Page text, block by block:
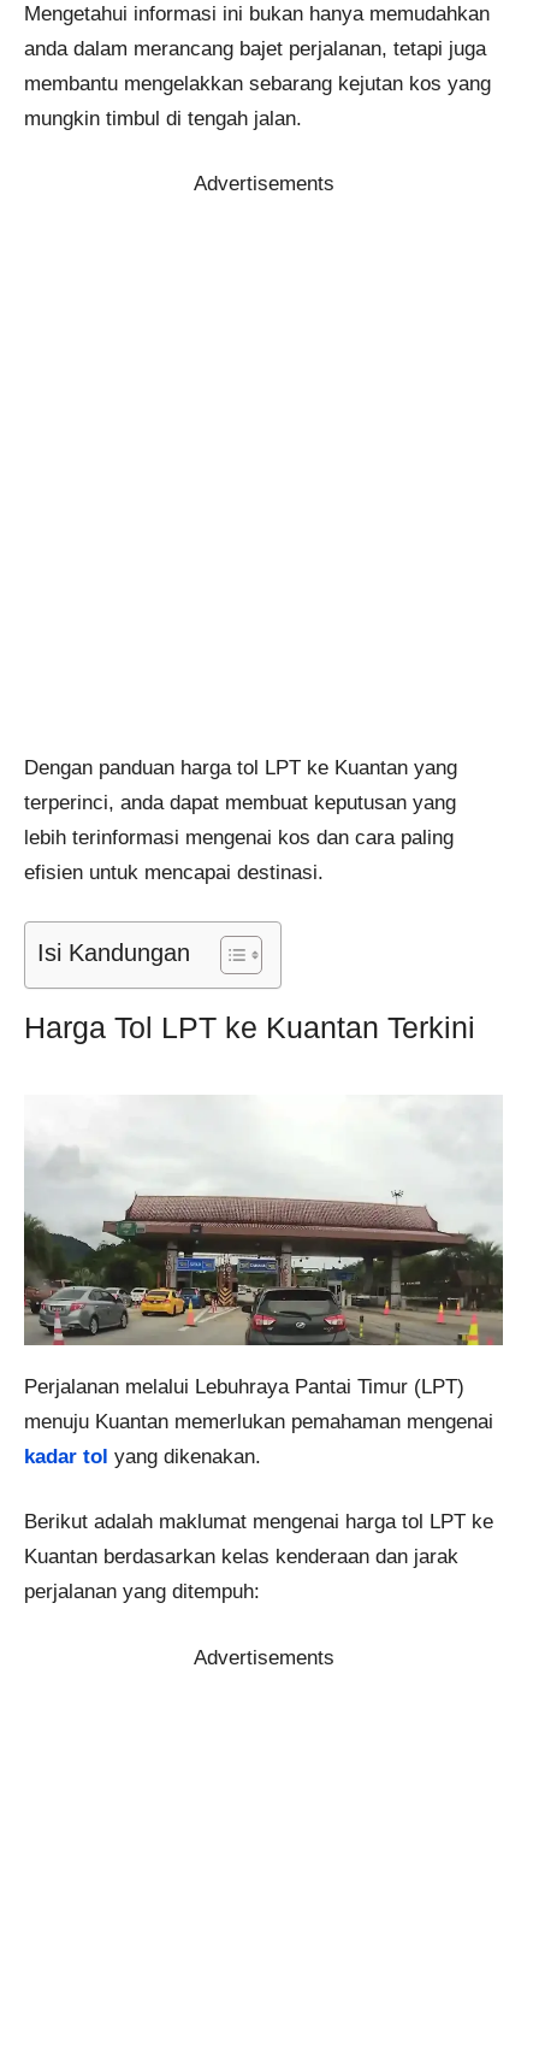
Mengetahui informasi ini bukan hanya memudahkan
anda dalam merancang bajet perjalanan, tetapi juga
membantu mengelakkan sebarang kejutan kos yang
mungkin timbul di tengah jalan.
Advertisements
Dengan panduan harga tol LPT ke Kuantan yang
terperinci, anda dapat membuat keputusan yang
lebih terinformasi mengenai kos dan cara paling
efisien untuk mencapai destinasi.
Isi Kandungan
Harga Tol LPT ke Kuantan Terkini
Perjalanan melalui Lebuhraya Pantai Timur (LPT)
menuju Kuantan memerlukan pemahaman mengenai
kadar tol yang dikenakan.
Berikut adalah maklumat mengenai harga tol LPT ke
Kuantan berdasarkan kelas kenderaan dan jarak
perjalanan yang ditempuh:
Advertisements